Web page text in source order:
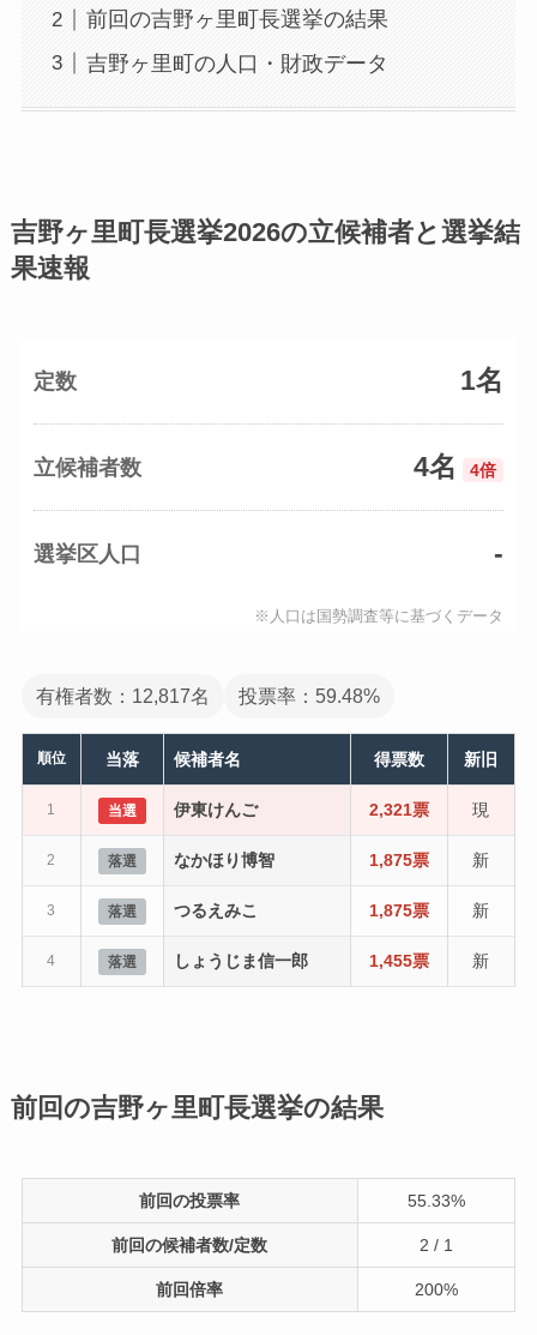
前回の吉野ヶ里町長選挙の結果
吉野ヶ里町の人口・財政データ
吉野ヶ里町長選挙2026の立候補者と選挙結
果速報
定数 1名
立候補者数 4名 4倍
選挙区人口 -
※人口は国勢調査等に基づくデータ
有権者数：12,817名 投票率：59.48%
順位 当落 候補者名 得票数 新旧
1 当選 伊東けんご 2,321票 現
2 落選 なかほり博智 1,875票 新
3 落選 つるえみこ 1,875票 新
4 落選 しょうじま信一郎 1,455票 新
前回の吉野ヶ里町長選挙の結果
前回の投票率 55.33%
前回の候補者数/定数 2 / 1
前回倍率 200%